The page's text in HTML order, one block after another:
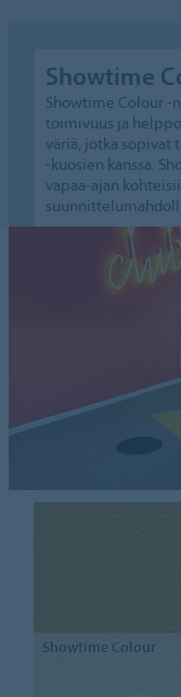
Showtime
Showtime Colour -
toimivuus ja
väriä, jotka sopivat
-kuosien kanssa.
vapaa-ajan
ShowtimeColour